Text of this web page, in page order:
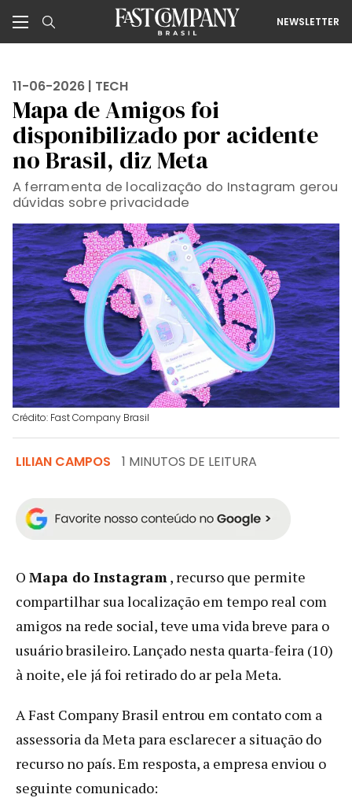
NEWSLETTER
11-06-2026 | TECH
Mapa de Amigos foi
disponibilizado por acidente
no Brasil, diz Meta
A ferramenta de localização do Instagram gerou
dúvidas sobre privacidade
Crédito: Fast Company Brasil
LILIAN CAMPOS 1 MINUTOS DE LEITURA
O Mapa do Instagram, recurso que permite
compartilhar sua localização em tempo real com
amigos na rede social, teve uma vida breve para o
usuário brasileiro. Lançado nesta quarta-feira (10)
à noite, ele já foi retirado do ar pela Meta.
A Fast Company Brasil entrou em contato com a
assessoria da Meta para esclarecer a situação do
recurso no país. Em resposta, a empresa enviou o
seguinte comunicado: